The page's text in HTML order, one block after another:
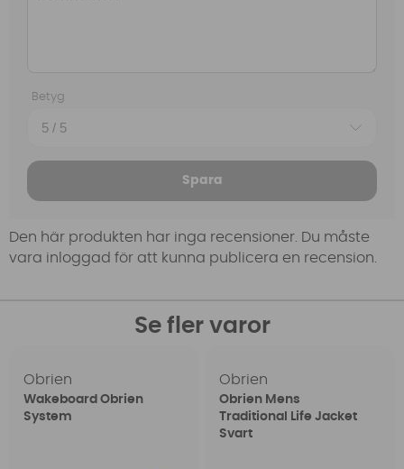
Betyg
Spara
Den här produkten har inga recensioner. Du måste
vara inloggad för att kunna publicera en recension.
Se fler varor
Obrien
Wakeboard Obrien
System
Obrien
Obrien Mens
Traditional Life Jacket
Svart